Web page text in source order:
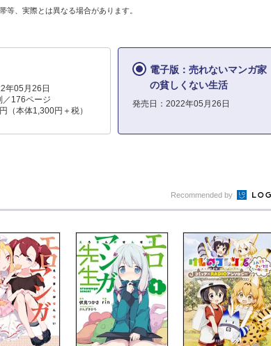
等、実際とは異なる場合があります。
年05月26日
／176ページ
（本体1,300円＋税）
電子版：売れないマンガ家
の貧しくない生活
発売日：2022年05月26日
Recommended by